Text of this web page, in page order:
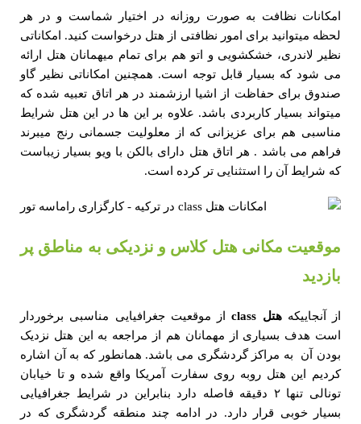
امکانات نظافت به صورت روزانه در اختیار شماست و در هر
لحظه میتوانید برای امور نظافتی از هتل درخواست کنید. امکاناتی
نظیر لاندری، خشکشویی و اتو هم برای تمام میهمانان هتل ارائه
می شود که بسیار قابل توجه است. همچنین امکاناتی نظیر گاو
صندوق برای حفاظت از اشیا ارزشمند در هر اتاق تعبیه شده که
میتواند بسیار کاربردی باشد. علاوه بر این ها در این هتل شرایط
مناسبی هم برای عزیزانی که از معلولیت جسمانی رنج میبرند
فراهم می باشد . هر اتاق هتل دارای بالکن با ویو بسیار زیباست
که شرایط آن را استثنایی تر کرده است.
موقعیت مکانی هتل کلاس و نزدیکی به مناطق پر
بازدید
از آنجاییکههتل classاز موقعیت جغرافیایی مناسبی برخوردار
است هدف بسیاری از مهمانان هم از مراجعه به این هتل نزدیک
بودن آن به مراکز گردشگری می باشد. همانطور که به آن اشاره
کردیم این هتل روبه روی سفارت آمریکا واقع شده و تا خیابان
تونالی تنها ۲ دقیقه فاصله دارد بنابراین در شرایط جغرافیایی
بسیار خوبی قرار دارد. در ادامه چند منطقه گردشگری که در